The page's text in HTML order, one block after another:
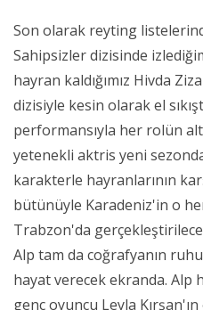
Son olarak reyting
Sahipsizler dizisinde
hayran kaldığımız Hivda
dizisiyle kesin olarak el
performansıyla her rolün
yetenekli aktris yeni
karakterle hayranlarının
bütünüyle Karadeniz'in o
Trabzon'da
Alp tam da coğrafyanın
hayat verecek ekranda. Alp
genç oyuncu Leyla